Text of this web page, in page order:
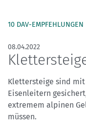
10 DAV-EMPFEHLUNGEN
08.04.2022
Klettersteige sind
Eisenleitern
extremem alpinen
müssen.